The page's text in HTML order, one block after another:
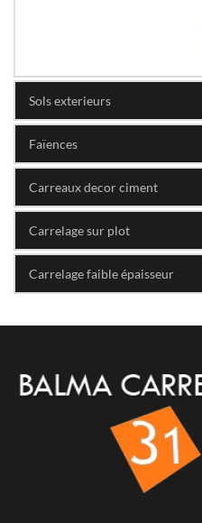
Sols exterieurs
Faïences
Carreaux decor ciment
Carrelage sur plot
Carrelage faible épaisseur